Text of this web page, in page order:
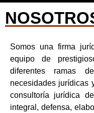
Somos una firma
equipo de
diferentes ramas
necesidades jurídicas
consultoría jurídica
integral, defensa,